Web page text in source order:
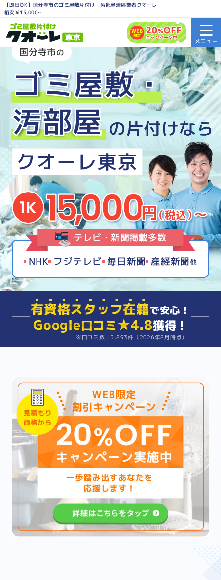
【即日OK】国分寺市のゴミ屋敷片付け・汚部屋清掃業者クオーレ
格安￥15,000~
国分寺市の
テレビ・新聞掲載多数
NHK フジテレビ 毎日新聞 産経新聞他
有資格スタッフ在籍で安心！
Google口コミ★4.8獲得！
※口コミ数：5,893件（2026年8月時点）